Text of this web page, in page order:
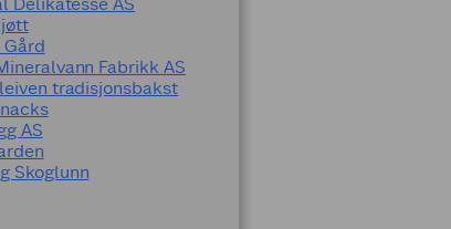
Gård
Fabrikk AS
tradisjonsbakst
AS
Skoglunn